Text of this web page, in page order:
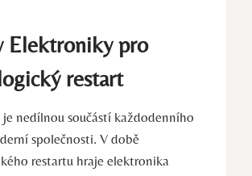
Elektroniky pro
restart
nedílnou součástí každodenního
společnosti. V době
restartu hraje elektronika